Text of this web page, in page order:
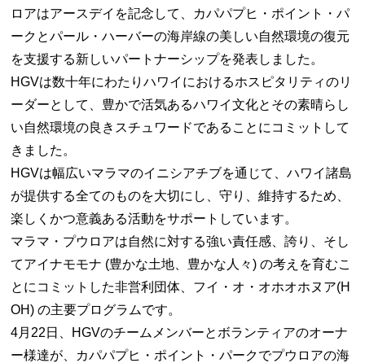
ロアはアースデイを記念して、カパパプヒ・ポイント・パ
ークとパール・ハーバーの海岸線の美しい自然環境の復元
を支援する新しいパートナーシップを発表しました。
HGVは数十年にわたりハワイにおけるホスピタリティのリ
ーダーとして、豊かで活気あるハワイ文化とその素晴らし
い自然環境の良きスチュワードであることにコミットして
きました。
HGVは幅広いマラマのイニシアチブを通じて、ハワイ諸島
が提供する全てのものを大切にし、守り、維持するため、
楽しくかつ意義ある活動をサポートしています。
マラマ・プウロアは自然に対する強い責任感、誇り、そし
てアイナモモナ (豊かな土地、豊かな人々) の考えを育むこ
とにコミットした非営利団体、フイ・オ・オホオホヌア(H
OH) の主要プログラムです。
4月22日、HGVのチームメンバーとボランティアのオーナ
ー様達が、カパパプヒ・ポイント・パークでプウロアの海